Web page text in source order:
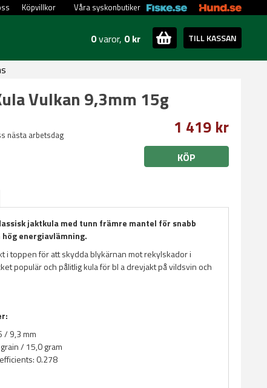
Våra syskonbutiker
Köpvillkor
0varor, 0 kr TILL KASSAN
Vulkan 9,3mm 15g
nästa arbetsdag
1 419 kr
KÖP
jaktkula med tunn främre mantel för snabb
hög energiavlämning.
i toppen för att skydda blykärnan mot rekylskador i
populär och pålitlig kula för bl a drevjakt på vildsvin och
/ 9,3 mm
/ 15,0 gram
0.278